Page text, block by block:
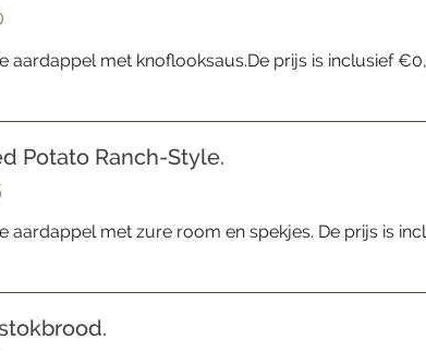
aardappel met knoflooksaus.De prijs is inclusief
Potato Ranch-Style.
aardappel met zure room en spekjes. De prijs is